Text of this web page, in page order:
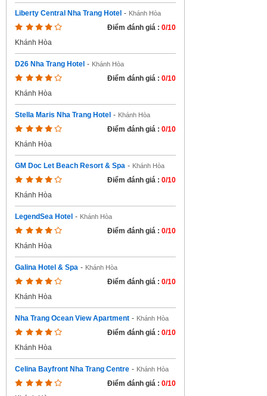
Liberty Central Nha Trang Hotel - Khánh Hòa
Điểm đánh giá : 0/10
Khánh Hòa
D26 Nha Trang Hotel - Khánh Hòa
Điểm đánh giá : 0/10
Khánh Hòa
Stella Maris Nha Trang Hotel - Khánh Hòa
Điểm đánh giá : 0/10
Khánh Hòa
GM Doc Let Beach Resort & Spa - Khánh Hòa
Điểm đánh giá : 0/10
Khánh Hòa
LegendSea Hotel - Khánh Hòa
Điểm đánh giá : 0/10
Khánh Hòa
Galina Hotel & Spa - Khánh Hòa
Điểm đánh giá : 0/10
Khánh Hòa
Nha Trang Ocean View Apartment - Khánh Hòa
Điểm đánh giá : 0/10
Khánh Hòa
Celina Bayfront Nha Trang Centre - Khánh Hòa
Điểm đánh giá : 0/10